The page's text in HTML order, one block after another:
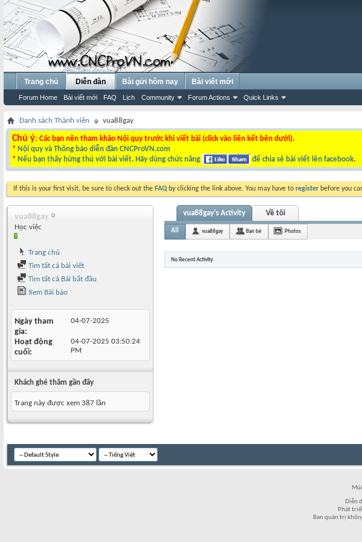
Trang chủ Diễn đàn
Forum Home Bài viết mới FAQ Lịch Community Forum Actions Quick Links
Bài gửi hôm nay Bài viết mới
Danh sách Thành viên vua88gay
Chú ý: Các bạn nên tham khảo Nội quy trước khi viết bài (click vào liên kết bên dưới).
* Nội quy và Thông báo diễn đàn CNCProVN.com
* Nếu bạn thấy hứng thú với bài viết. Hãy dùng chức năng để chia sẻ bài viết lên facebook.
If this is your first visit, be sure to check out the FAQ by clicking the link above. You may have to register before you
vua88gay
Học việc
Trang chủ
Tìm tất cả bài viết
Tìm tất cả Bài bắt đầu
Xem Bài báo
Ngày tham
gia
04-07-2025
Hoạt động
cuối
04-07-2025 03:50:24
PM
Khách ghé thăm gần đây
Trang này được xem 387 lần
vua88gay's Activity Về tôi
All vua88gay Bạn bè Photos
No Recent Activity
Diễn
Phát
Ban quản trị